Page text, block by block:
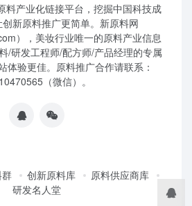
料产业化链接平台，挖掘中国科技成
新原料推广更简单。新原料网
），美妆行业唯一的原料产业信息
/研发工程师/配方师/产品经理的专属
体验更佳。原料推广合作请联系：
（微信）。
创新原料库
原料供应商库
研发名人堂